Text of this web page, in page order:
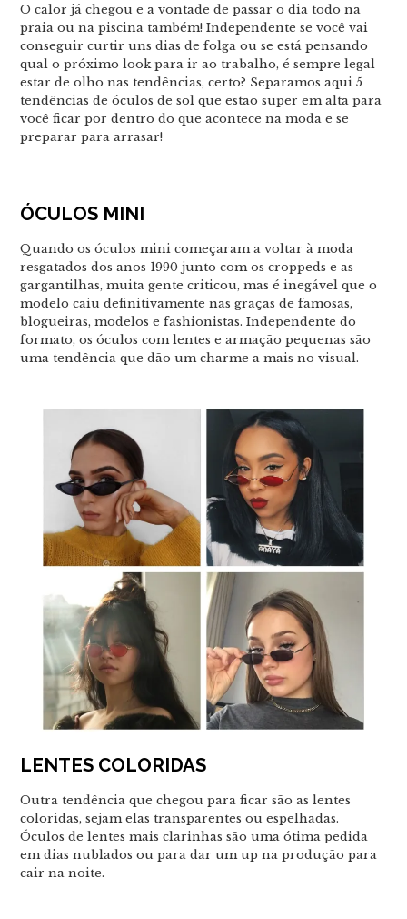
O calor já chegou e a vontade de passar o dia todo na
praia ou na piscina também! Independente se você vai
conseguir curtir uns dias de folga ou se está pensando
qual o próximo look para ir ao trabalho, é sempre legal
estar de olho nas tendências, certo? Separamos aqui 5
tendências de óculos de sol que estão super em alta para
você ficar por dentro do que acontece na moda e se
preparar para arrasar!
ÓCULOS MINI
Quando os óculos mini começaram a voltar à moda
resgatados dos anos 1990 junto com os croppeds e as
gargantilhas, muita gente criticou, mas é inegável que o
modelo caiu definitivamente nas graças de famosas,
blogueiras, modelos e fashionistas. Independente do
formato, os óculos com lentes e armação pequenas são
uma tendência que dão um charme a mais no visual.
LENTES COLORIDAS
Outra tendência que chegou para ficar são as lentes
coloridas, sejam elas transparentes ou espelhadas.
Óculos de lentes mais clarinhas são uma ótima pedida
em dias nublados ou para dar umup na produção para
cair na noite.